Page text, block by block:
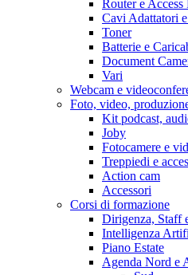
Router e Access
Cavi Adattatori e
Toner
Batterie e
Document
Vari
Webcam e
Foto, video,
Kit podcast,
Joby
Fotocamere e
Treppiedi e
Action cam
Accessori
Corsi di formazione
Dirigenza, Staff
Intelligenza
Piano Estate
Agenda Nord e